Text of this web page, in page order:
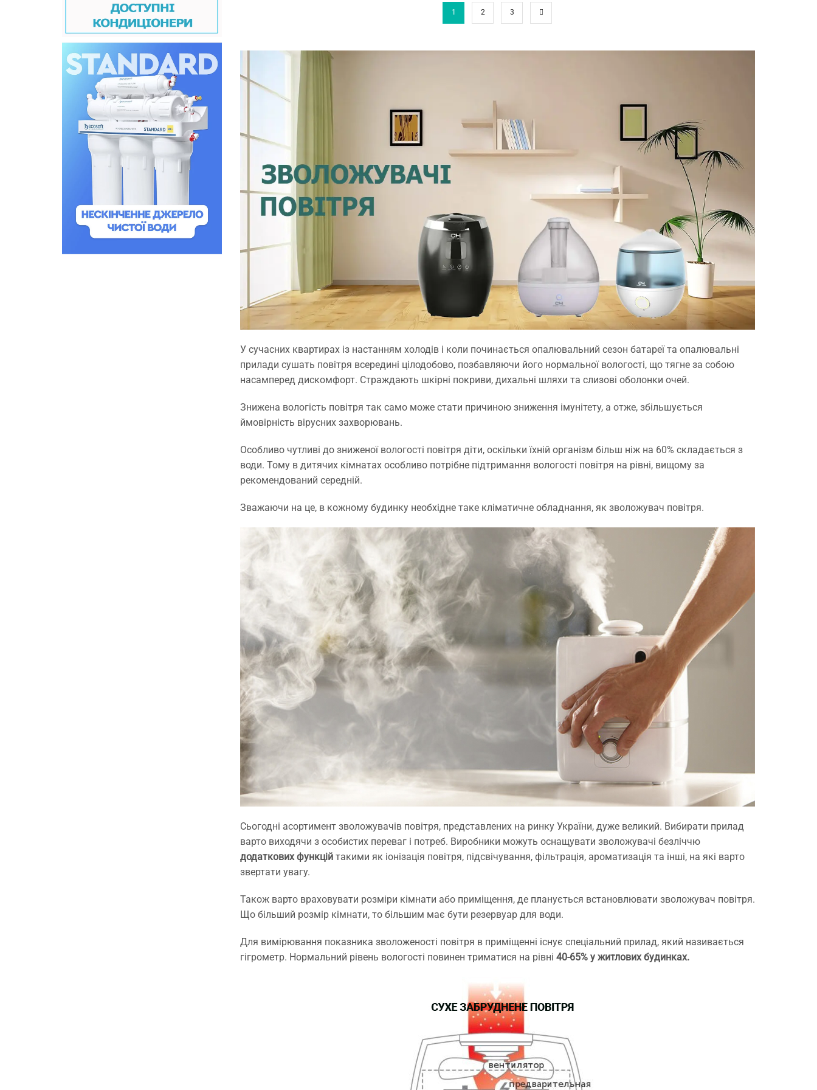
1 2 3
У сучасних квартирах із настанням холодів і коли починається опалювальний сезон батареї та опалювальні
прилади сушать повітря всередині цілодобово, позбавляючи його нормальної вологості, що тягне за собою
насамперед дискомфорт. Страждають шкірні покриви, дихальні шляхи та слизові оболонки очей.
Знижена вологість повітря так само може стати причиною зниження імунітету, а отже, збільшується
ймовірність вірусних захворювань.
Особливо чутливі до зниженої вологості повітря діти, оскільки їхній організм більш ніж на 60% складається з
води. Тому в дитячих кімнатах особливо потрібне підтримання вологості повітря на рівні, вищому за
рекомендований середній.
Зважаючи на це, в кожному будинку необхідне таке кліматичне обладнання, як зволожувач повітря.
Сьогодні асортимент зволожувачів повітря, представлених на ринку України, дуже великий. Вибирати прилад
варто виходячи з особистих переваг і потреб. Виробники можуть оснащувати зволожувачі безліччю
додаткових функційтакими як іонізація повітря, підсвічування, фільтрація, ароматизація та інші, на які варто
звертати увагу.
Також варто враховувати розміри кімнати або приміщення, де планується встановлювати зволожувач повітря.
Що більший розмір кімнати, то більшим має бути резервуар для води.
Для вимірювання показника зволоженості повітря в приміщенні існує спеціальний прилад, який називається
гігрометр. Нормальний рівень вологості повинен триматися на рівні 40-65% у житлових будинках.